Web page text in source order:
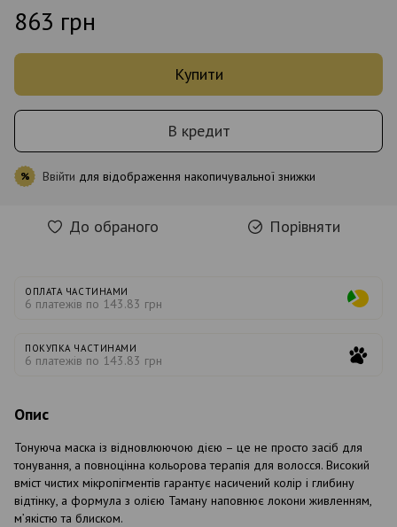
863 грн
Купити
В кредит
% Ввійти для відображення накопичувальної знижки
До обраного Порівняти
ОПЛАТА ЧАСТИНАМИ
6 платежів по 143.83 грн
ПОКУПКА ЧАСТИНАМИ
6 платежів по 143.83 грн
Опис
Тонуюча маска із відновлюючою дією – це не просто засіб для
тонування, а повноцінна кольорова терапія для волосся. Високий
вміст чистих мікропігментів гарантує насичений колір і глибину
відтінку, а формула з олією Таману наповнює локони живленням,
м’якістю та блиском.